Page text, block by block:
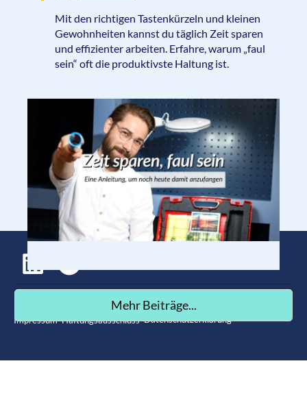
Mit den richtigen Tastenkürzeln und kleinen
Gewohnheiten kannst du täglich Zeit sparen
und effizienter arbeiten. Erfahre, warum „faul
sein“ oft die produktivste Haltung ist.
Mehr Beiträge...
Die Projektmanagement Botschaft
Impressum Haftungsausschluss Datenschutzerklärung